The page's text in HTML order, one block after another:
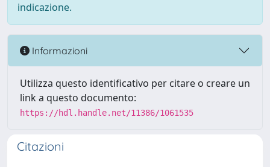
indicazione.
Informazioni
Utilizza questo identificativo per citare o creare un
link a questo documento:
https://hdl.handle.net/11386/1061535
Citazioni